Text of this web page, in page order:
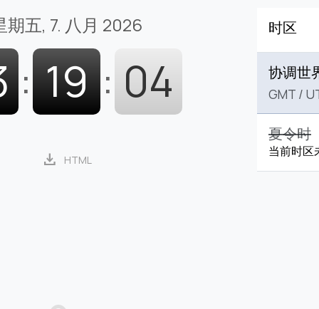
期五, 7. 八月 2026
: 19 : 05
download HTML
时区
协调世
GMT /
夏令时
当前时区